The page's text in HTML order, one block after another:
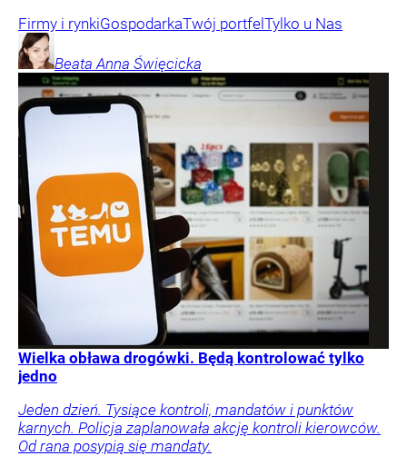
Firmy i rynkiGospodarkaTwój portfelTylko u Nas
Beata Anna Święcicka
Wielka obława drogówki. Będą kontrolować tylko
jedno
Jeden dzień. Tysiące kontroli, mandatów i punktów
karnych. Policja zaplanowała akcję kontroli kierowców.
Od rana posypią się mandaty.